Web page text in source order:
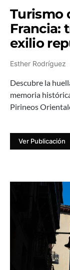
Turismo
Francia:
exilio
Esther Rodríguez
Descubre la
memoria
Pirineos
Ver Publicación